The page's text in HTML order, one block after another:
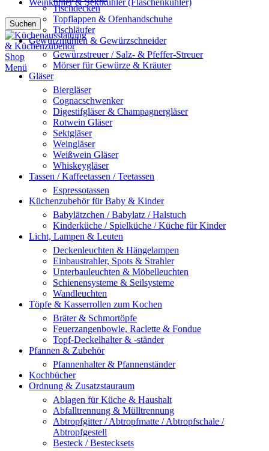
Weinkühler & Sektkühler (Flaschenkühler)
Suchen
Menü
Tischdecken
Topflappen & Ofenhandschuhe
Tischläufer
Gewürzmühlen & Gewürzschneider
Gewürzstreuer / Salz- & Pfeffer-Streuer
Mörser für Gewürze & Kräuter
Gläser
Biergläser
Cognacschwenker
Digestifgläser & Champagnergläser
Rotwein Gläser
Sektgläser
Weingläser
Weißwein Gläser
Whiskeygläser
Tassen / Kaffeetassen / Teetassen
Espressotassen
Küchenzubehör für Baby & Kinder
Babylätzchen / Babylatz / Halstuch
Kinderküche / Spielküche / Küche für Kinder
Licht, Lampen & Leuten
Deckenleuchten & Hängelampen
Einbaustrahler, Spots & Strahler
Unterbauleuchten & Möbelleuchten
Schienensysteme & Seilsysteme
Wandleuchten
Töpfe & Kasserrollen zum Kochen
Bräter & Schmortöpfe
Feuerzangenbowle, Raclette & Fondue
Topf-Deckelhalter & -ständer
Pfannen & Zubehör
Pfannenhalter & Pfannenständer
Kochbücher
Ordnung & Zusatzstauraum
Ablagen für Küche & Haushalt
Abfalltrennung & Mülltrennung
Abtropfgitter / Abtropfmatte / Abtropfschale /
Abtropfgestell
Besteck / Bestecksets